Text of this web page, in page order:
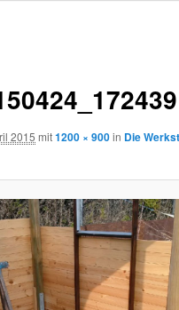
2015 mit1200 × 900in Die